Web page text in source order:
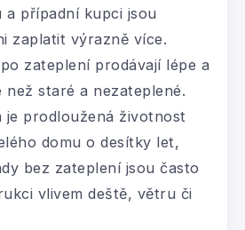
případní kupci jsou
zaplatit výrazně více.
zateplení prodávají lépe a
než staré a nezateplené.
je prodloužená životnost
domu o desítky let,
bez zateplení jsou často
vlivem deště, větru či